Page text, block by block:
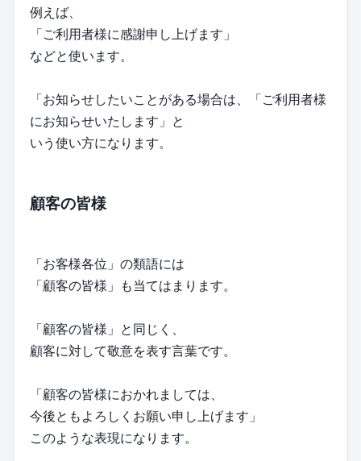
例えば、
「ご利用者様に感謝申し上げます」
などと使います。
「お知らせしたいことがある場合は、「ご利用者様
にお知らせいたします」と
いう使い方になります。
顧客の皆様
「お客様各位」の類語には
「顧客の皆様」も当てはまります。
「顧客の皆様」と同じく、
顧客に対して敬意を表す言葉です。
「顧客の皆様におかれましては、
今後ともよろしくお願い申し上げます」
このような表現になります。